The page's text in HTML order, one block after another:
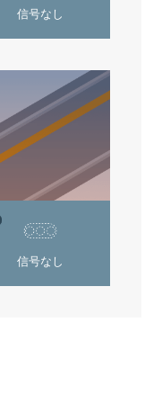
信号なし
信号なし